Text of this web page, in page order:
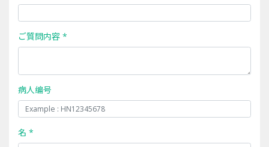
ご質問内容 *
病人编号
名 *